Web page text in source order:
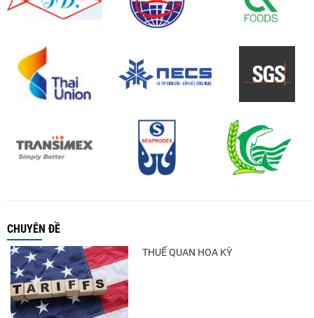
CHUYÊN ĐỀ
THUẾ QUAN HOA KỲ